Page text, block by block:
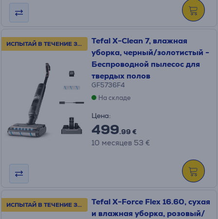
ИСПЫТАЙ В ТЕЧЕНИЕ 30 ДНЕЙ!
Tefal X-Clean 7, влажная
уборка, черный/золотистый -
Беспроводной пылесос для
твердых полов
GF5736F4
На складе
Цена:
499.99 €
10 месяцев 53 €
ИСПЫТАЙ В ТЕЧЕНИЕ 30 ДНЕЙ!
Tefal X-Force Flex 16.60, сухая
и влажная уборка, розовый/